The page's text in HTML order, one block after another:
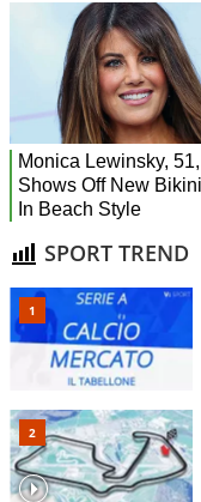
SPORT TREND